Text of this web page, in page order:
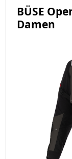
BÜSE
Damen